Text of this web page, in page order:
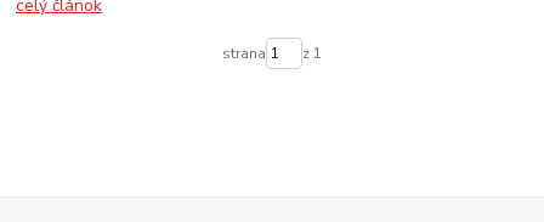
celý článok
strana z 1